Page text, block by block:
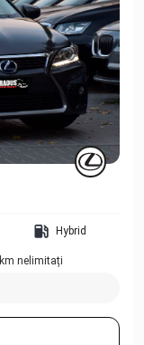
Hybrid
km nelimitați